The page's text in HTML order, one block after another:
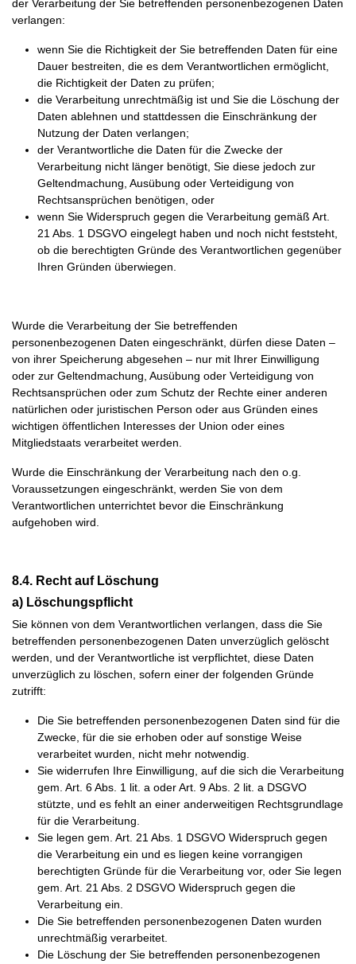
der Verarbeitung der Sie betreffenden personenbezogenen Daten
verlangen:
wenn Sie die Richtigkeit der Sie betreffenden Daten für eine
Dauer bestreiten, die es dem Verantwortlichen ermöglicht,
die Richtigkeit der Daten zu prüfen;
die Verarbeitung unrechtmäßig ist und Sie die Löschung der
Daten ablehnen und stattdessen die Einschränkung der
Nutzung der Daten verlangen;
der Verantwortliche die Daten für die Zwecke der
Verarbeitung nicht länger benötigt, Sie diese jedoch zur
Geltendmachung, Ausübung oder Verteidigung von
Rechtsansprüchen benötigen, oder
wenn Sie Widerspruch gegen die Verarbeitung gemäß Art.
21 Abs. 1 DSGVO eingelegt haben und noch nicht feststeht,
ob die berechtigten Gründe des Verantwortlichen gegenüber
Ihren Gründen überwiegen.
Wurde die Verarbeitung der Sie betreffenden
personenbezogenen Daten eingeschränkt, dürfen diese Daten –
von ihrer Speicherung abgesehen – nur mit Ihrer Einwilligung
oder zur Geltendmachung, Ausübung oder Verteidigung von
Rechtsansprüchen oder zum Schutz der Rechte einer anderen
natürlichen oder juristischen Person oder aus Gründen eines
wichtigen öffentlichen Interesses der Union oder eines
Mitgliedstaats verarbeitet werden.
Wurde die Einschränkung der Verarbeitung nach den o.g.
Voraussetzungen eingeschränkt, werden Sie von dem
Verantwortlichen unterrichtet bevor die Einschränkung
aufgehoben wird.
8.4. Recht auf Löschung
a) Löschungspflicht
Sie können von dem Verantwortlichen verlangen, dass die Sie
betreffenden personenbezogenen Daten unverzüglich gelöscht
werden, und der Verantwortliche ist verpflichtet, diese Daten
unverzüglich zu löschen, sofern einer der folgenden Gründe
zutrifft:
Die Sie betreffenden personenbezogenen Daten sind für die
Zwecke, für die sie erhoben oder auf sonstige Weise
verarbeitet wurden, nicht mehr notwendig.
Sie widerrufen Ihre Einwilligung, auf die sich die Verarbeitung
gem. Art. 6 Abs. 1 lit. a oder Art. 9 Abs. 2 lit. a DSGVO
stützte, und es fehlt an einer anderweitigen Rechtsgrundlage
für die Verarbeitung.
Sie legen gem. Art. 21 Abs. 1 DSGVO Widerspruch gegen
die Verarbeitung ein und es liegen keine vorrangigen
berechtigten Gründe für die Verarbeitung vor, oder Sie legen
gem. Art. 21 Abs. 2 DSGVO Widerspruch gegen die
Verarbeitung ein.
Die Sie betreffenden personenbezogenen Daten wurden
unrechtmäßig verarbeitet.
Die Löschung der Sie betreffenden personenbezogenen